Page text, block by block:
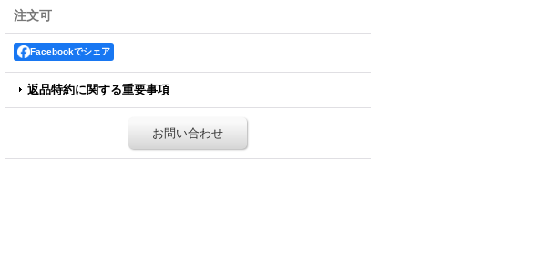
注文可
Facebookでシェア
返品特約に関する重要事項
お問い合わせ